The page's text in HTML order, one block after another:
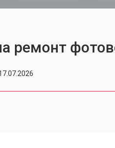
ремонт